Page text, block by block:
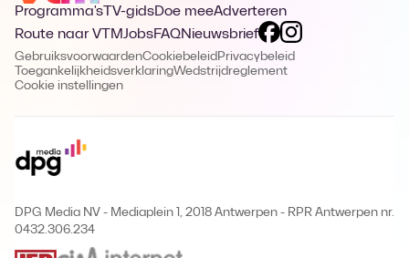
Programma'sTV-gidsDoe meeAdverteren
Route naar VTMJobsFAQNieuwsbrief
GebruiksvoorwaardenCookiebeleid Privacybeleid
ToegankelijkheidsverklaringWedstrijdreglement
Cookie instellingen
DPG Media NV - Mediaplein 1, 2018 Antwerpen - RPR Antwerpen nr.
0432.306.234